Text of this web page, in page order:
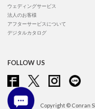
ウェディングサービス
法人のお客様
アフターサービスについて
デジタルカタログ
FOLLOW US
Copyright © Conran